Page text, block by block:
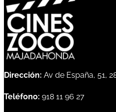
Dirección: Av de España, 51,
Teléfono: 918 11 96 27